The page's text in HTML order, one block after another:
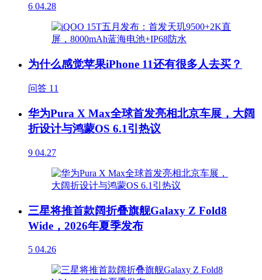
6 04.28
为什么感觉苹果iPhone 11还有很多人去买？
问答 11
华为Pura X Max全球首发亮相北京车展，大阔
折设计与鸿蒙OS 6.1引热议
9 04.27
三星将推首款阔折叠旗舰Galaxy Z Fold8
Wide，2026年夏季发布
5 04.26